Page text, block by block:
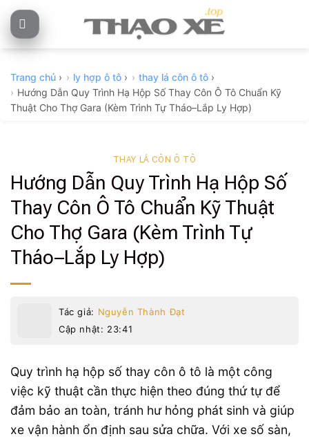
Skip
to
Trang chủ › ly hợp ô tô › thay lá côn ô tô ›
Hướng Dẫn Quy Trình Hạ Hộp Số Thay Côn Ô Tô Chuẩn Kỹ
Thuật Cho Thợ Gara (Kèm Trình Tự Tháo–Lắp Ly Hợp)
THAY LÁ CÔN Ô TÔ
Hướng Dẫn Quy Trình Hạ Hộp Số
Thay Côn Ô Tô Chuẩn Kỹ Thuật
Cho Thợ Gara (Kèm Trình Tự
Tháo–Lắp Ly Hợp)
Tác giả: Nguyễn Thành Đạt
Cập nhật: 23:41
Quy trình hạ hộp số thay côn ô tô là một công
việc kỹ thuật cần thực hiện theo đúng thứ tự để
đảm bảo an toàn, tránh hư hỏng phát sinh và giúp
xe vận hành ổn định sau sửa chữa. Với xe số sàn,